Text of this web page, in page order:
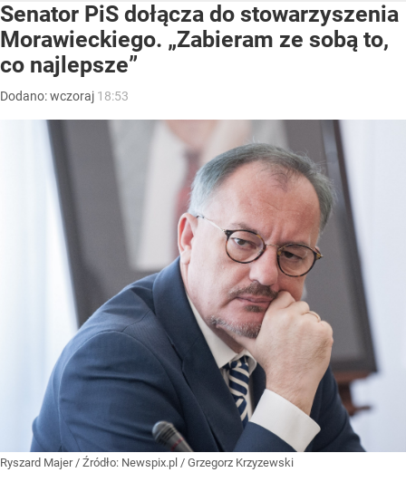
Senator PiS dołącza do stowarzyszenia
Morawieckiego. „Zabieram ze sobą to,
co najlepsze”
Dodano:wczoraj 18:53
Ryszard Majer / Źródło: Newspix.pl / Grzegorz Krzyzewski